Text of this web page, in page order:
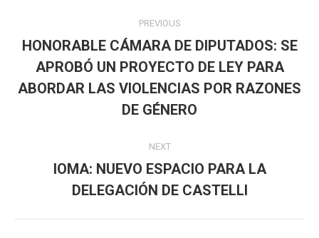
navigation
PREVIOUS
Previous
post:
HONORABLE CÁMARA DE DIPUTADOS: SE
APROBÓ UN PROYECTO DE LEY PARA
ABORDAR LAS VIOLENCIAS POR RAZONES
DE GÉNERO
NEXT
Next
post:
IOMA: NUEVO ESPACIO PARA LA
DELEGACIÓN DE CASTELLI